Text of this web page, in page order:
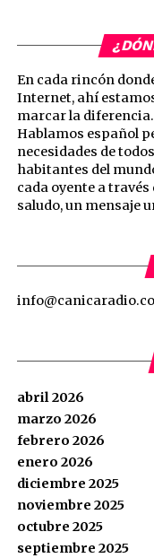
En cada rincón
Internet, ahí
marcar la
Hablamos español
necesidades de
habitantes del
cada oyente a través
saludo, un mensaje
abril 2026
marzo 2026
febrero 2026
enero 2026
diciembre 2025
noviembre 2025
octubre 2025
septiembre 2025